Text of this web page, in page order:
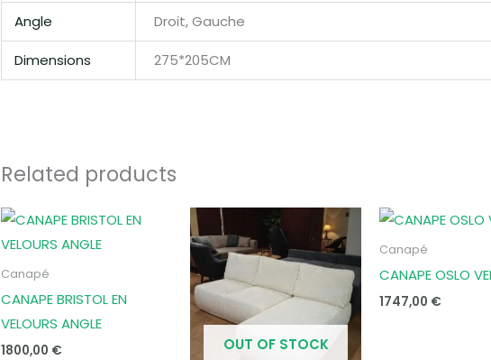
Angle Droit, Gauche
Dimensions 275*205CM
Related products
Canapé
CANAPE BRISTOL EN
VELOURS ANGLE
1800,00 € OUT OF STOCK
Canapé
CANAPE OSLO
1747,00 €